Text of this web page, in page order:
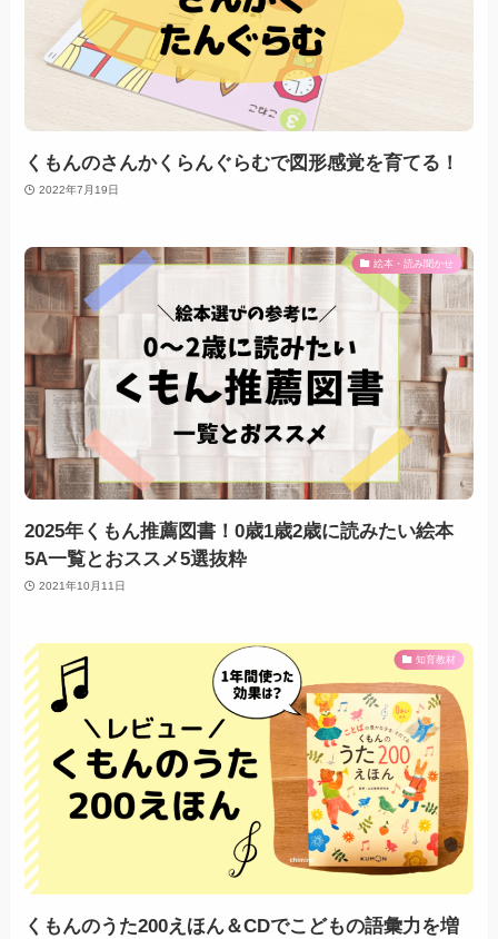
くもんのさんかくらんぐらむで図形感覚を育てる！
2022年7月19日
絵本・読み聞かせ
2025年くもん推薦図書！0歳1歳2歳に読みたい絵本
5A一覧とおススメ5選抜粋
2021年10月11日
知育教材
くもんのうた200えほん＆CDでこどもの語彙力を増